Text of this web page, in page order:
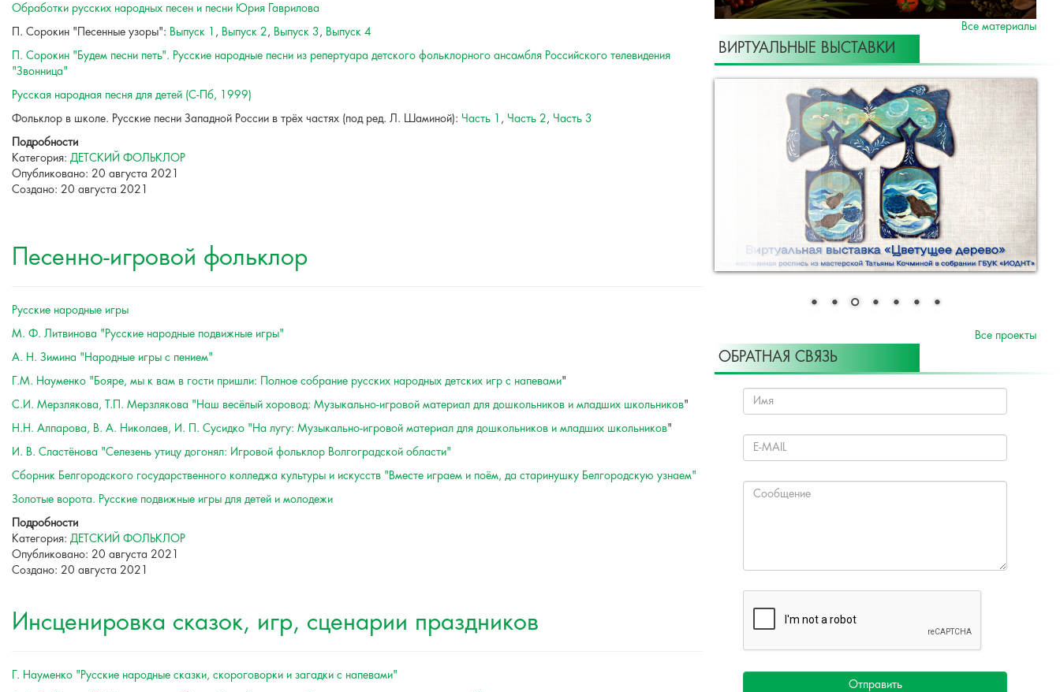
Обработки русских народных песен и песни Юрия Гаврилова
П. Сорокин "Песенные узоры": Выпуск 1 , Выпуск 2, Выпуск 3, Выпуск 4
П. Сорокин "Будем песни петь". Русские народные песни из репертуара детского фольклорного ансамбля Российского телевидения
"Звонница"
Русская народная песня для детей (С-Пб, 1999)
Фольклор в школе. Русские песни Западной России в трёх частях (под ред. Л. Шаминой): Часть 1 , Часть 2, Часть 3
Подробности
Категория: ДЕТСКИЙ ФОЛЬКЛОР
Опубликовано: 20 августа 2021
Создано: 20 августа 2021
Песенно-игровой фольклор
Русские народные игры
М. Ф. Литвинова "Русские народные подвижные игры"
А. Н. Зимина "Народные игры с пением"
Г.М. Науменко "Бояре, мы к вам в гости пришли:
Полное собрание русских народных детских игр с напевами"
С.И. Мерзлякова, Т.П. Мерзлякова "Наш весёлый хоровод: Музыкально-игровой материал для дошкольников и младших школьников"
Н.Н. Алпарова, В. А. Николаев, И. П. Сусидко "На лугу: Музыкально-игровой материал для дошкольников и младших школьников"
И. В. Сластёнова "Селезень утицу догонял: Игровой фольклор Волгоградской области"
Сборник Белгородского государственного колледжа культуры и искусств "Вместе играем и поём, да старинушку Белгородскую узнаем"
Золотые ворота. Русские подвижные игры для детей и молодежи
Подробности
Категория: ДЕТСКИЙ ФОЛЬКЛОР
Опубликовано: 20 августа 2021
Создано: 20 августа 2021
Инсценировка сказок, игр, сценарии праздников
Г. Науменко "Русские народные сказки, скороговорки и загадки с напевами"
Все материалы
ВИРТУАЛЬНЫЕ ВЫСТАВКИ
Все проекты
ОБРАТНАЯ СВЯЗЬ
Отправить